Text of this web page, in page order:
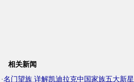
相关新闻
·名门望族 详解凯迪拉克中国家族五大新星